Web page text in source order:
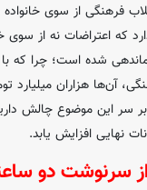
فرهنگی از سوی خانواده
که اعتراضات نه از سوی
شده است؛ چرا که
آن‌ها هزاران میلیارد
سر این موضوع چالش
نهایی افزایش یابد.
سرنوشت دو